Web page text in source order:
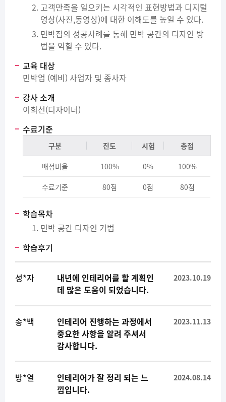
고객만족을 일으키는 시각적인 표현방법과 디지털
영상(사진,동영상)에 대한 이해도를 높일 수 있다.
민박집의 성공사례를 통해 민박 공간의 디자인 방
법을 익힐 수 있다.
교육 대상
민박업 (예비) 사업자 및 종사자
강사 소개
이희선(디자이너)
수료기준
구분 진도 시험 총점
배점비율 100% 0% 100%
수료기준 80점 0점 80점
학습목차
민박 공간 디자인 기법
학습후기
성*자
내년에 인테리어를 할 계획인
데 많은 도움이 되었습니다.
2023.10.19
송*백
인테리어 진행하는 과정에서
중요한 사항을 알려 주셔서
감사합니다.
2023.11.13
방*열
인테리어가 잘 정리 되는 느
낌입니다.
2024.08.14